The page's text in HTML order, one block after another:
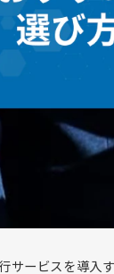
サービスを導入す